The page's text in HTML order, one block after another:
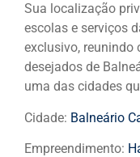
Sua localização
escolas e serviços
exclusivo, reunindo
desejados de
uma das cidades
Cidade: Balneário
Empreendimento: